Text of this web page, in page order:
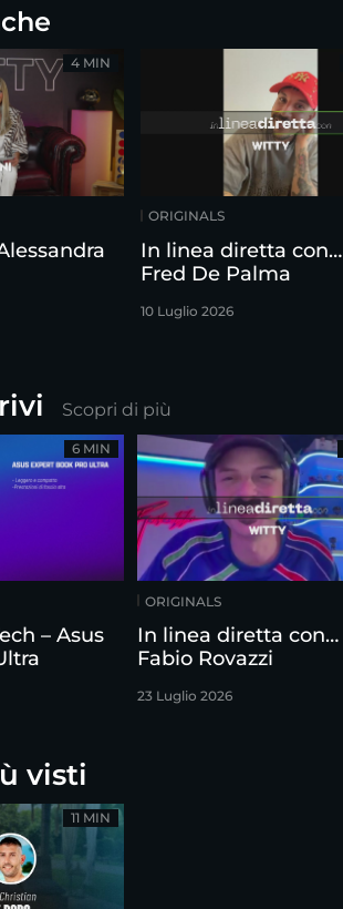
4 MIN
ORIGINALS
In linea diretta con…
Fred De Palma
10 Luglio 2026
Scopri di più
– Asus
6 MIN
ORIGINALS
In linea diretta con…
Fabio Rovazzi
23 Luglio 2026
visti
11 MIN